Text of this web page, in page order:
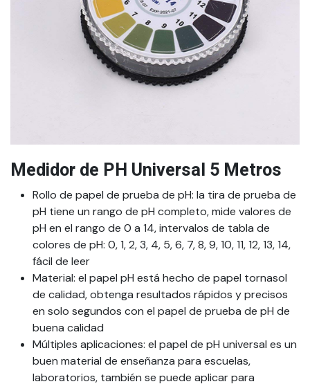
Medidor de PH Universal 5 Metros
Rollo de papel de prueba de pH: la tira de prueba de
pH tiene un rango de pH completo, mide valores de
pH en el rango de 0 a 14, intervalos de tabla de
colores de pH: 0, 1, 2, 3, 4, 5, 6, 7, 8, 9, 10, 11, 12, 13, 14,
fácil de leer
Material: el papel pH está hecho de papel tornasol
de calidad, obtenga resultados rápidos y precisos
en solo segundos con el papel de prueba de pH de
buena calidad
Múltiples aplicaciones: el papel de pH universal es un
buen material de enseñanza para escuelas,
laboratorios, también se puede aplicar para